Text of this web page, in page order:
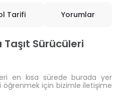
Tarifi Yorumlar
Sürücüleri
en kısa sürede burada yer
öğrenmek için bizimle iletişime